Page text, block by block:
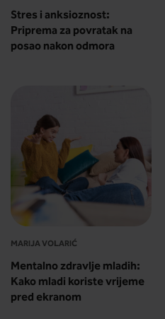
Stres i anksioznost:
Priprema za povratak na
posao nakon odmora
MARIJA VOLARIĆ
Mentalno zdravlje mladih:
Kako mladi koriste vrijeme
pred ekranom